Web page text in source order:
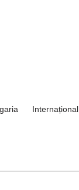
Internațional